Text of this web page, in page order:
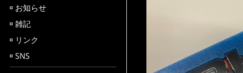
お知らせ
雑記
リンク
SNS